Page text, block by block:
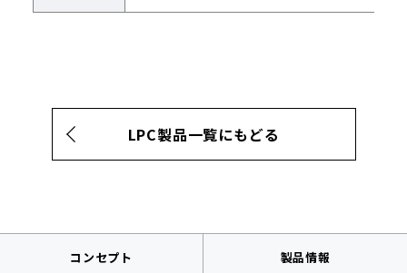
LPC製品一覧にもどる
コンセプト 製品情報